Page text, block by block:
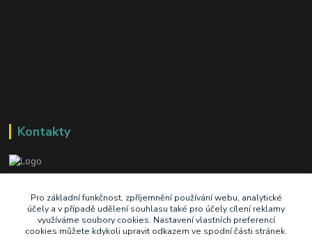
Kontakty
+420 603 345 409
prodej@ik-oil.cz
Pro základní funkčnost, zpříjemnění používání webu, analytické
účely a v případě udělení souhlasu také pro účely cílení reklamy
využíváme soubory cookies. Nastavení vlastních preferencí
cookies můžete kdykoli upravit odkazem ve spodní části stránek.